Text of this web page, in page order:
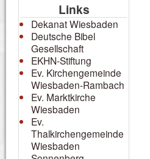
Links
Dekanat Wiesbaden
Deutsche Bibel
Gesellschaft
EKHN-Stiftung
Ev. Kirchengemeinde
Wiesbaden-Rambach
Ev. Marktkirche
Wiesbaden
Ev.
Thalkirchengemeinde
Wiesbaden